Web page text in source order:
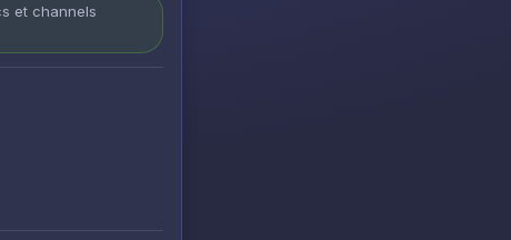
et channels